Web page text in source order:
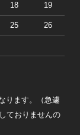
18 19
25 26
ります。（急遽
ておりませんの